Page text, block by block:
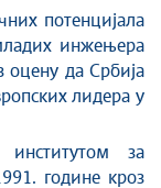
потенцијала
инжењера
оцену да Србија
лидера у
за
године кроз